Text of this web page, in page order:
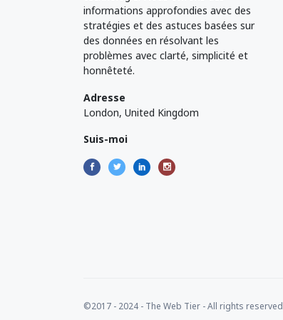
informations approfondies avec des
stratégies et des astuces basées sur
des données en résolvant les
problèmes avec clarté, simplicité et
honnêteté.
Adresse
London, United Kingdom
Suis-moi
©2017 - 2024 - The Web Tier - All rights reserved